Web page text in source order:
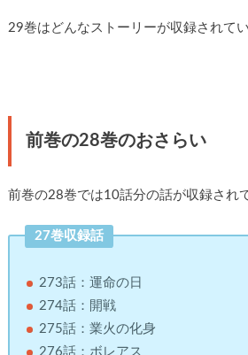
29巻はどんなストーリーが収録されて
前巻の28巻のおさらい
前巻の28巻では10話分の話が収録され
27巻収録話
273話：運命の日
274話：開戦
275話：業火の化身
276話：ボレアス